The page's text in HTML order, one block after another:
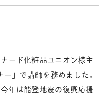
運営団体
ード化粧品ユニオン様主
」で講師を務めました。
年は能登地震の復興応援